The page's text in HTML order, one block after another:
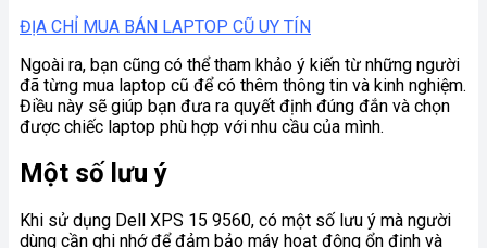
ĐỊA CHỈ MUA BÁN LAPTOP CŨ UY TÍN
Ngoài ra, bạn cũng có thể tham khảo ý kiến từ những người
đã từng mua laptop cũ để có thêm thông tin và kinh nghiệm.
Điều này sẽ giúp bạn đưa ra quyết định đúng đắn và chọn
được chiếc laptop phù hợp với nhu cầu của mình.
Một số lưu ý
Khi sử dụng Dell XPS 15 9560, có một số lưu ý mà người
dùng cần ghi nhớ để đảm bảo máy hoạt động ổn định và